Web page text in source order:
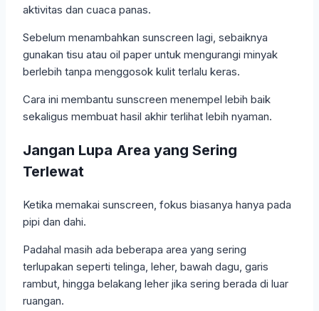
aktivitas dan cuaca panas.
Sebelum menambahkan sunscreen lagi, sebaiknya
gunakan tisu atau oil paper untuk mengurangi minyak
berlebih tanpa menggosok kulit terlalu keras.
Cara ini membantu sunscreen menempel lebih baik
sekaligus membuat hasil akhir terlihat lebih nyaman.
Jangan Lupa Area yang Sering
Terlewat
Ketika memakai sunscreen, fokus biasanya hanya pada
pipi dan dahi.
Padahal masih ada beberapa area yang sering
terlupakan seperti telinga, leher, bawah dagu, garis
rambut, hingga belakang leher jika sering berada di luar
ruangan.